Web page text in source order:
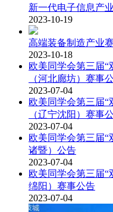
新一代电子信息产
2023-10-19
高端装备制造产业
2023-10-18
欧美同学会第三届“
（河北廊坊）赛事
2023-07-04
欧美同学会第三届“
（辽宁沈阳）赛事
2023-07-04
欧美同学会第三届“
诸暨）公告
2023-07-04
欧美同学会第三届“
绵阳）赛事公告
2023-07-04